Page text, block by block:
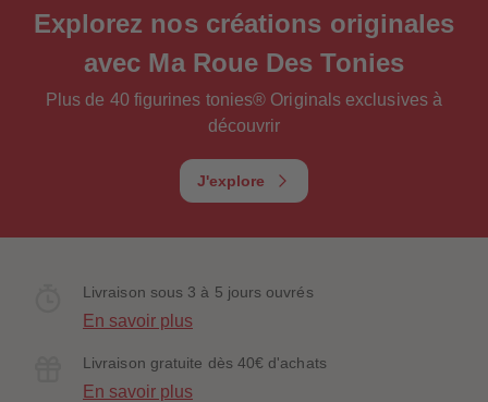
Explorez nos créations originales
avec Ma Roue Des Tonies
Plus de 40 figurines tonies® Originals exclusives à
découvrir
J'explore
Livraison sous 3 à 5 jours ouvrés
En savoir plus
Livraison gratuite dès 40€ d'achats
En savoir plus